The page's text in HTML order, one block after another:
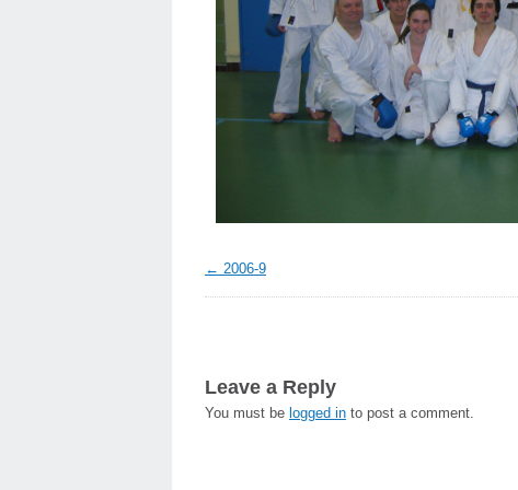
2006-9
Leave a Reply
You must be logged in to post a comment.